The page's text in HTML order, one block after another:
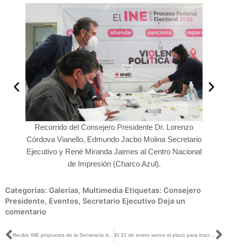
Recorrido del Consejero Presidente Dr. Lorenzo
Córdova Vianello, Edmundo Jacbo Molina Secretario
Ejecutivo y René Miranda Jaimes al Centro Nacional
de Impresión (Charco Azul).
Categorías: Galerías, Multimedia Etiquetas: Consejero
Presidente, Eventos, Secretario Ejecutivo Deja un
comentario
Ant El 31 de enero vence el plazo para inscribirse al Padrón Electoral y obtener su Credencial para Votar (CPV)